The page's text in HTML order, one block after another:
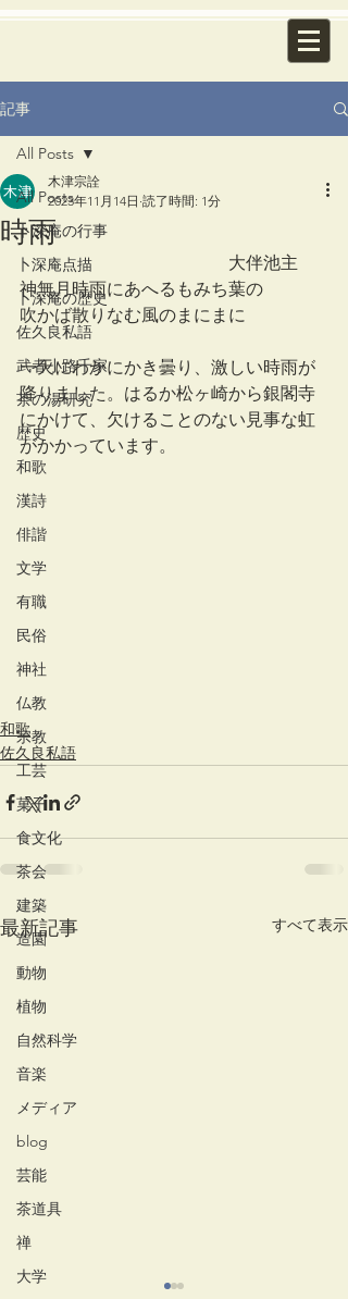
記事
All Posts
卜深庵の行事
卜深庵点描
卜深庵の歴史
佐久良私語
武者小路千家
茶の湯研究
歴史
和歌
漢詩
俳諧
文学
有職
民俗
神社
仏教
宗教
工芸
菓子
食文化
茶会
建築
造園
動物
植物
自然科学
音楽
メディア
blog
芸能
茶道具
禅
大学
All Posts
時雨
木津宗詮
2023年11月14日 読了時間: 1分
大伴池主
神無月時雨にあへるもみち葉の
吹かば散りなむ風のまにまに
一天にわかにかき曇り、激しい時雨が
降りました。はるか松ヶ崎から銀閣寺
にかけて、欠けることのない見事な虹
がかかっています。
和歌
佐久良私語
最新記事 すべて表示